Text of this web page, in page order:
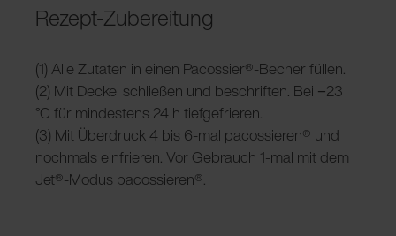
Rezept-Zubereitung
(1) Alle Zutaten in einen Pacossier®-Becher füllen.
(2) Mit Deckel schließen und beschriften. Bei −23
°C für mindestens 24 h tiefgefrieren.
(3) Mit Überdruck 4 bis 6-mal pacossieren® und
nochmals einfrieren. Vor Gebrauch 1-mal mit dem
Jet®-Modus pacossieren®.